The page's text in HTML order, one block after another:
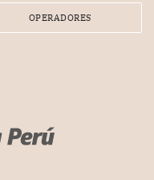
OPERADORES